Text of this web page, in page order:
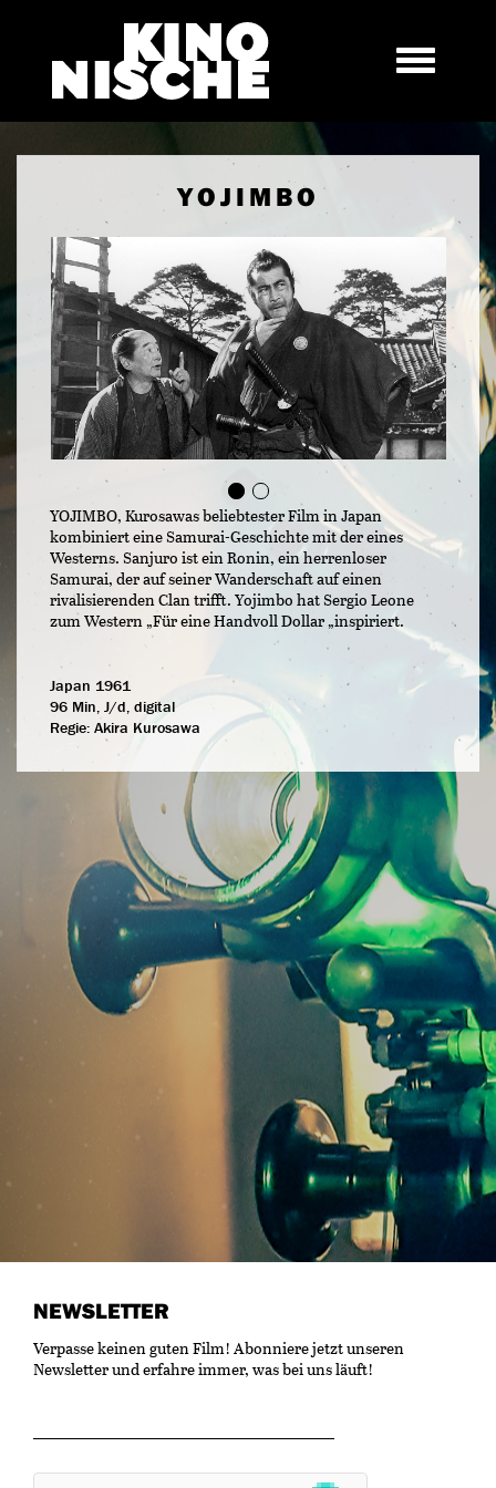
YOJIMBO
YOJIMBO, Kurosawas beliebtester Film in Japan
kombiniert eine Samurai-Geschichte mit der eines
Westerns. Sanjuro ist ein Ronin, ein herrenloser
Samurai, der auf seiner Wanderschaft auf einen
rivalisierenden Clan trifft. Yojimbo hat Sergio Leone
zum Western „Für eine Handvoll Dollar „inspiriert.
Japan 1961
96 Min, J/d, digital
Regie: Akira Kurosawa
NEWSLETTER
Verpasse keinen guten Film! Abonniere jetzt unseren
Newsletter und erfahre immer, was bei uns läuft!